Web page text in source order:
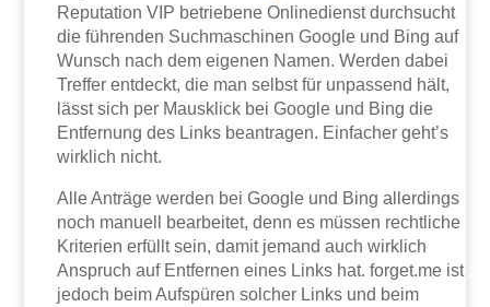
Reputation VIP betriebene Onlinedienst durchsucht
die führenden Suchmaschinen Google und Bing auf
Wunsch nach dem eigenen Namen. Werden dabei
Treffer entdeckt, die man selbst für unpassend hält,
lässt sich per Mausklick bei Google und Bing die
Entfernung des Links beantragen. Einfacher geht’s
wirklich nicht.
Alle Anträge werden bei Google und Bing allerdings
noch manuell bearbeitet, denn es müssen rechtliche
Kriterien erfüllt sein, damit jemand auch wirklich
Anspruch auf Entfernen eines Links hat. forget.me ist
jedoch beim Aufspüren solcher Links und beim